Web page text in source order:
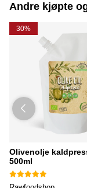
Andre kjøpte
30%
Olivenolje
500ml